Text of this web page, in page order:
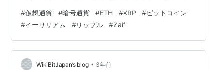
（Kaiko）によると、5月15日の時点で、ビットコインと
イーサリアムの価格変動の30日ローリング相関は77％と
2021年以来最低で、2ヶ月前の96％よりも弱くなってい
る。 ②英議会委員会「暗号通貨はギャンブルとして規制
を！」 英議会の財務特別委員会は17日、ビットコインや
#仮想通貨 #暗号通貨 #ETH #XRP #ビットコイン
#イーサリアム #リップル #Zaif
WikiBitJapan’s blog • 3年前